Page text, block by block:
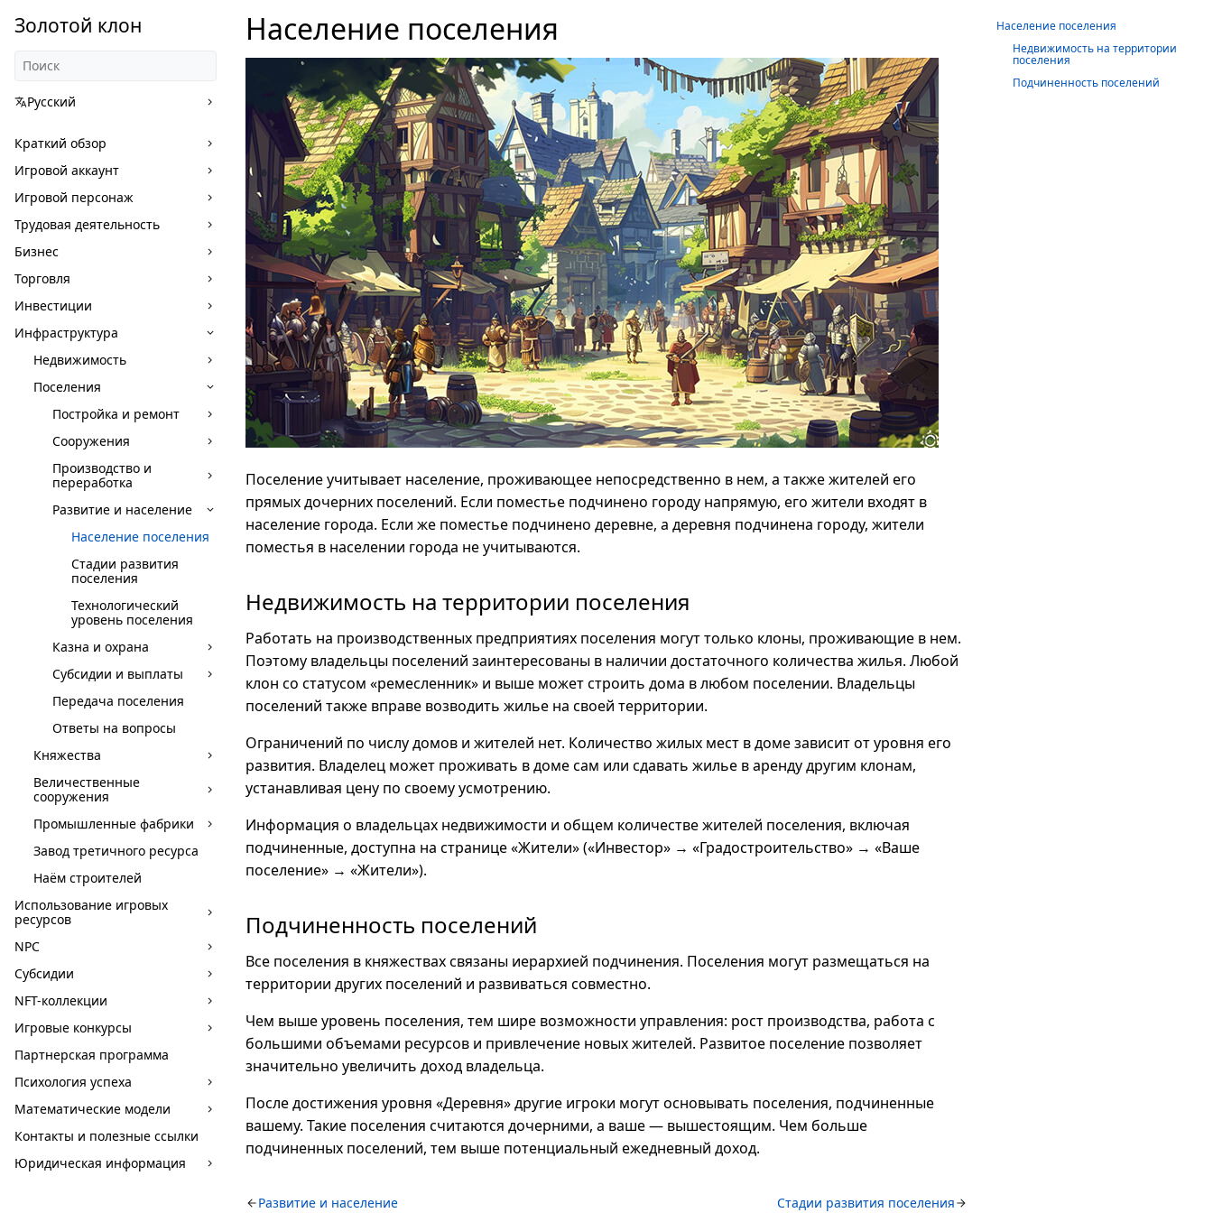
Золотой клон
Русский
Краткий обзор
Игровой аккаунт
Игровой персонаж
Трудовая деятельность
Бизнес
Торговля
Инвестиции
Инфраструктура
Недвижимость
Поселения
Постройка и ремонт
Сооружения
Производство и
переработка
Развитие и население
Население поселения
Стадии развития
поселения
Технологический
уровень поселения
Казна и охрана
Субсидии и выплаты
Передача поселения
Ответы на вопросы
Княжества
Величественные
сооружения
Промышленные фабрики
Завод третичного ресурса
Наём строителей
Использование игровых
ресурсов
NPC
Субсидии
NFT-коллекции
Игровые конкурсы
Партнерская программа
Психология успеха
Математические модели
Контакты и полезные ссылки
Юридическая информация
Население поселения
Поселение учитывает население, проживающее непосредственно в нем, а также жителей его
прямых дочерних поселений. Если поместье подчинено городу напрямую, его жители входят в
население города. Если же поместье подчинено деревне, а деревня подчинена городу, жители
поместья в населении города не учитываются.
Недвижимость на территории поселения
Работать на производственных предприятиях поселения могут только клоны, проживающие в нем.
Поэтому владельцы поселений заинтересованы в наличии достаточного количества жилья. Любой
клон со статусом «ремесленник» и выше может строить дома в любом поселении. Владельцы
поселений также вправе возводить жилье на своей территории.
Ограничений по числу домов и жителей нет. Количество жилых мест в доме зависит от уровня его
развития. Владелец может проживать в доме сам или сдавать жилье в аренду другим клонам,
устанавливая цену по своему усмотрению.
Информация о владельцах недвижимости и общем количестве жителей поселения, включая
подчиненные, доступна на странице «Жители» («Инвестор» → «Градостроительство» → «Ваше
поселение» → «Жители»).
Подчиненность поселений
Все поселения в княжествах связаны иерархией подчинения. Поселения могут размещаться на
территории других поселений и развиваться совместно.
Чем выше уровень поселения, тем шире возможности управления: рост производства, работа с
большими объемами ресурсов и привлечение новых жителей. Развитое поселение позволяет
значительно увеличить доход владельца.
После достижения уровня «Деревня» другие игроки могут основывать поселения, подчиненные
вашему. Такие поселения считаются дочерними, а ваше — вышестоящим. Чем больше
подчиненных поселений, тем выше потенциальный ежедневный доход.
Развитие и население Стадии развития поселения
Население поселения
Недвижимость на территории
поселения
Подчиненность поселений